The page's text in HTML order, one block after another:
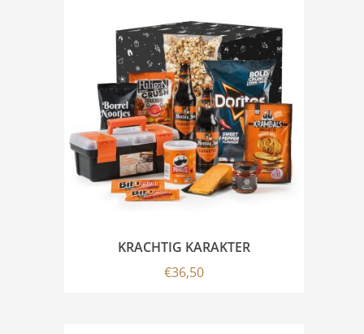
KRACHTIG KARAKTER
€36,50